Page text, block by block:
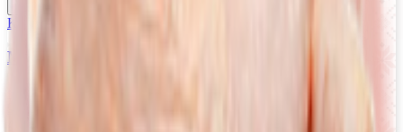
Купляйце Беларускае
Мясо птицы Бедро ЦБ охлажденное